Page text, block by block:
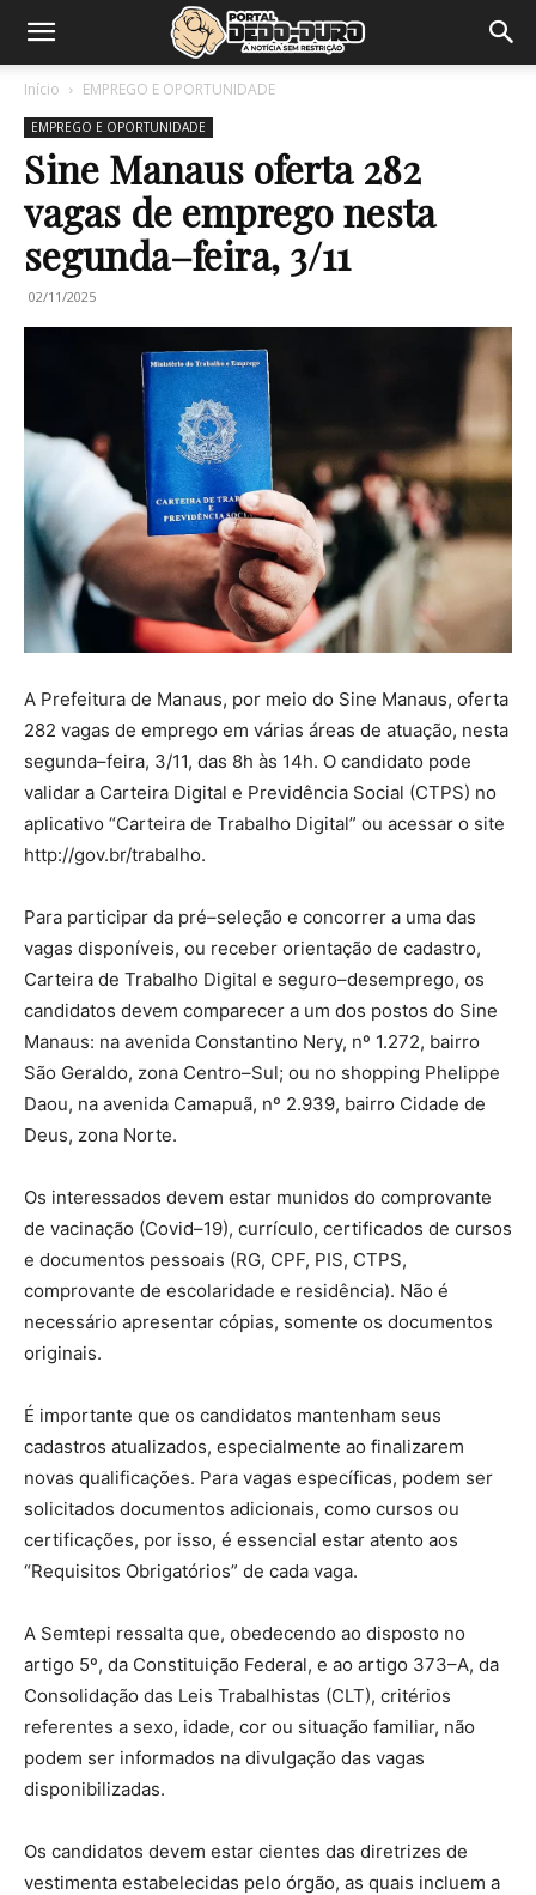
Início EMPREGO E OPORTUNIDADE
EMPREGO E OPORTUNIDADE
Sine Manaus oferta 282
vagas de emprego nesta
segunda–feira, 3/11
02/11/2025
A Prefeitura de Manaus, por meio do Sine Manaus, oferta
282 vagas de emprego em várias áreas de atuação, nesta
segunda–feira, 3/11, das 8h às 14h. O candidato pode
validar a Carteira Digital e Previdência Social (CTPS) no
aplicativo “Carteira de Trabalho Digital” ou acessar o site
http://gov.br/trabalho.
Para participar da pré–seleção e concorrer a uma das
vagas disponíveis, ou receber orientação de cadastro,
Carteira de Trabalho Digital e seguro–desemprego, os
candidatos devem comparecer a um dos postos do Sine
Manaus: na avenida Constantino Nery, nº 1.272, bairro
São Geraldo, zona Centro–Sul; ou no shopping Phelippe
Daou, na avenida Camapuã, nº 2.939, bairro Cidade de
Deus, zona Norte.
Os interessados devem estar munidos do comprovante
de vacinação (Covid–19), currículo, certificados de cursos
e documentos pessoais (RG, CPF, PIS, CTPS,
comprovante de escolaridade e residência). Não é
necessário apresentar cópias, somente os documentos
originais.
É importante que os candidatos mantenham seus
cadastros atualizados, especialmente ao finalizarem
novas qualificações. Para vagas específicas, podem ser
solicitados documentos adicionais, como cursos ou
certificações, por isso, é essencial estar atento aos
“Requisitos Obrigatórios” de cada vaga.
A Semtepi ressalta que, obedecendo ao disposto no
artigo 5º, da Constituição Federal, e ao artigo 373–A, da
Consolidação das Leis Trabalhistas (CLT), critérios
referentes a sexo, idade, cor ou situação familiar, não
podem ser informados na divulgação das vagas
disponibilizadas.
Os candidatos devem estar cientes das diretrizes de
vestimenta estabelecidas pelo órgão, as quais incluem a